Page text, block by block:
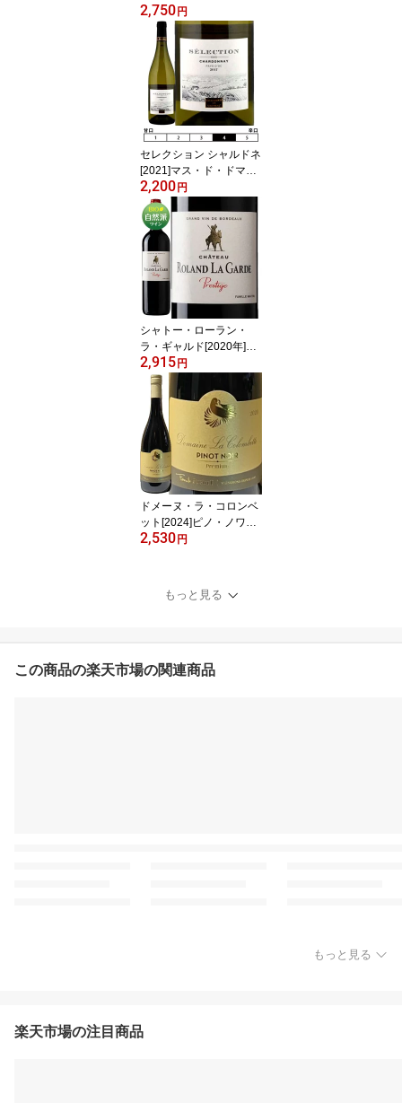
コラボレーション 赤 750
ml Lou Dumont (STUDI
O GHIBLI collaboration)
くれないのぶた フランス
赤ワイン ラングドック
ルーション ラングドッ
ク・ルーション クレナイ
ノブタ
2,750円
セレクション シャルドネ
[2021]マス・ド・ドマ・
ガサック＆ル・グラン・
ド・ガサック（ムーラ
ン・ド・ガサック） 白 7
50ml Selection Chardo
nnay[Mas de Daumas G
assac & Le Grand de Ga
ssac]フランス 白ワイン
ラングドック ルーション
ラングドック・ルーショ
ン
2,200円
シャトー・ローラン・
ラ・ギャルド[2020年]プ
レステージ ボルドー 赤 7
50ml Chateau Roland
La Garde Prestige[Blaye
Cote de Bordeaux] フラ
ンス ボルドー 赤ワイン
自然派ワイン ビオワイン
ヴァンナチュール
2,915円
ドメーヌ・ラ・コロンベ
ット[2024]ピノ・ノワー
ル 赤 750ml Domaine l
グドック ルーション ラ
ングドック・ルーション
2,530円
もっと見る
この商品の楽天市場の関連商品
もっと見る
楽天市場の注目商品